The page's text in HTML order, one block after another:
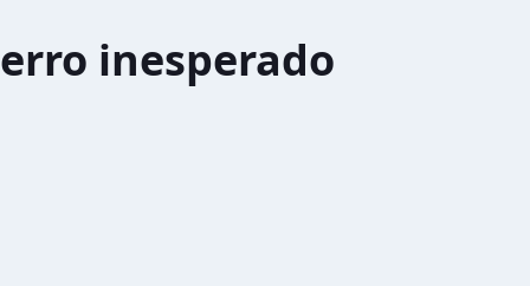
erro inesperado